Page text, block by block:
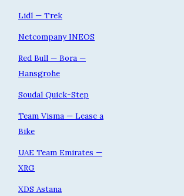
Lidl — Trek
Netcompany INEOS
Red Bull — Bora —
Hansgrohe
Soudal Quick-Step
Team Visma — Lease a
Bike
UAE Team Emirates —
XRG
XDS Astana